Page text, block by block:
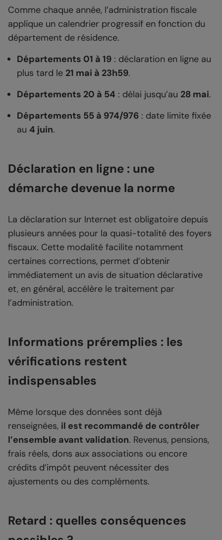
Comme chaque année, l’administration fiscale
applique un calendrier progressif en fonction du
département de résidence.
Départements 01 à 19 : déclaration en ligne au
plus tard le 21 mai à 23h59.
Départements 20 à 54 : délai jusqu’au 28 mai.
Départements 55 à 974/976 : date limite fixée
au 4 juin.
Déclaration en ligne : une
démarche devenue la norme
La déclaration sur Internet est obligatoire depuis
plusieurs années pour la quasi-totalité des foyers
fiscaux. Cette modalité facilite notamment
certaines corrections, permet d’obtenir
immédiatement un avis de situation déclarative
et, en général, accélère le traitement par
l’administration.
Informations préremplies : les
vérifications restent
indispensables
Même lorsque des données sont déjà
renseignées, il est recommandé de contrôler
l’ensemble avant validation. Revenus, pensions,
frais réels, dons aux associations ou encore
crédits d’impôt peuvent nécessiter des
ajustements ou des compléments.
Retard : quelles conséquences